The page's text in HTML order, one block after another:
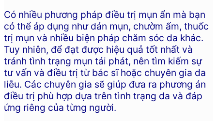
Có nhiều phương pháp điều trị mụn ẩn mà bạn
có thể áp dụng như dán mụn, chườm ấm, thuốc
trị mụn và nhiều biện pháp chăm sóc da khác.
Tuy nhiên, để đạt được hiệu quả tốt nhất và
tránh tình trạng mụn tái phát, nên tìm kiếm sự
tư vấn và điều trị từ bác sĩ hoặc chuyên gia da
liễu. Các chuyên gia sẽ giúp đưa ra phương án
điều trị phù hợp dựa trên tình trạng da và đáp
ứng riêng của từng người.